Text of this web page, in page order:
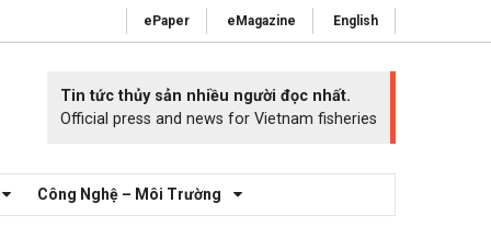
ePaper eMagazine English
Tin tức thủy sản nhiều người đọc nhất.
Official press and news for Vietnam fisheries
Công Nghệ – Môi Trường